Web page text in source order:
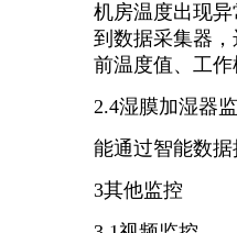
机房温度出现
到数据采集器
前温度值、工
2.4湿膜加湿器
能通过智能数
3其他监控